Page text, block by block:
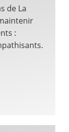
de La
: